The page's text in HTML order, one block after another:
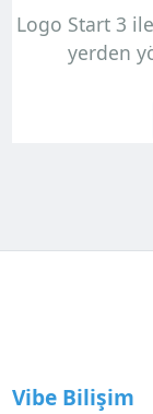
Logo Start 3
yerden
Vibe Bilişim